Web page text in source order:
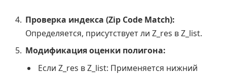
Проверка индекса (Zip Code Match):
Определяется, присутствует ли Z_res в Z_list.
Модификация оценки полигона:
Если Z_res в Z_list: Применяется нижний